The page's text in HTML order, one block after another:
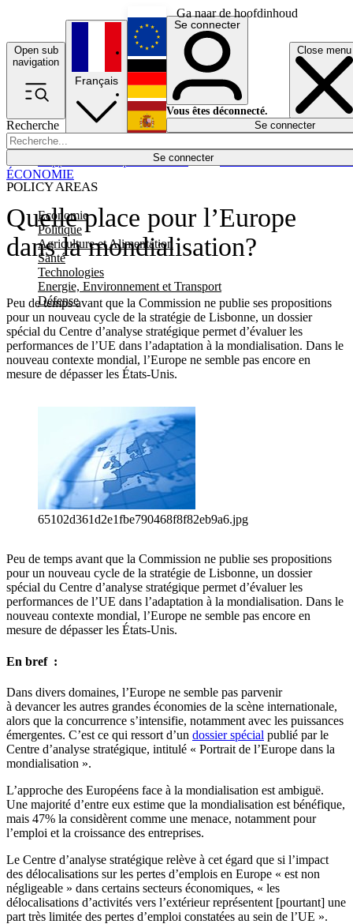
Ga naar de hoofdinhoud
Open sub
navigation
Close menu
Recherche
Se connecter
POLICY AREAS
Economie
Politique
Agriculture et Alimentation
Santé
Technologies
Energie, Environnement et Transport
Défense
Économie
Français
English
Deutsch
Español
Se connecter
Vous êtes déconnecté.
Se connecter
Quelle place pour l’Europe
dans la mondialisation?
Peu de temps avant que la Commission ne publie ses propositions
pour un nouveau cycle de la stratégie de Lisbonne, un dossier
spécial du Centre d’analyse stratégique permet d’évaluer les
performances de l’UE dans l’adaptation à la mondialisation. Dans le
nouveau contexte mondial, l’Europe ne semble pas encore en
mesure de dépasser les États-Unis.
ÉCONOMIE
65102d361d2e1fbe790468f8f82eb9a6.jpg
Peu de temps avant que la Commission ne publie ses propositions
pour un nouveau cycle de la stratégie de Lisbonne, un dossier
spécial du Centre d’analyse stratégique permet d’évaluer les
performances de l’UE dans l’adaptation à la mondialisation. Dans le
nouveau contexte mondial, l’Europe ne semble pas encore en
mesure de dépasser les États-Unis.
En bref :
Dans divers domaines, l’Europe ne semble pas parvenir
à devancer les autres grandes économies de la scène internationale,
alors que la concurrence s’intensifie, notamment avec les puissances
émergentes. C’est ce qui ressort d’un dossier spécial publié par le
Centre d’analyse stratégique, intitulé « Portrait de l’Europe dans la
mondialisation ».
L’approche des Européens face à la mondialisation est ambiguë.
Une majorité d’entre eux estime que la mondialisation est bénéfique,
mais 47% la considèrent comme une menace, notamment pour
l’emploi et la croissance des entreprises.
Le Centre d’analyse stratégique relève à cet égard que si l’impact
des délocalisations sur les pertes d’emplois en Europe « est non
négligeable » dans certains secteurs économiques, « les
délocalisations d’activités vers l’extérieur représentent [pourtant] une
part très limitée des pertes d’emploi constatées au sein de l’UE ».